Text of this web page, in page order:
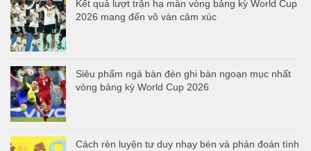
Kết quả lượt trận hạ màn vòng bảng kỳ World Cup
2026 mang đến vô vàn cảm xúc
Siêu phẩm ngả bàn đèn ghi bàn ngoạn mục nhất
vòng bảng kỳ World Cup 2026
Cách rèn luyện tư duy nhạy bén và phán đoán tình